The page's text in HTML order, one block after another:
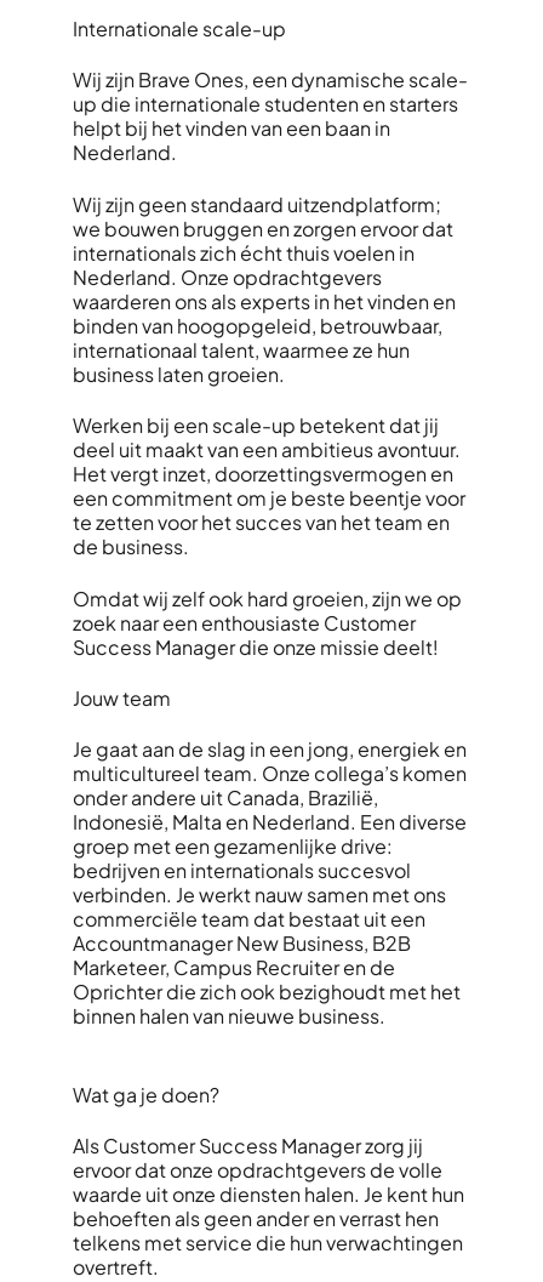
Internationale scale-up
Wij zijn Brave Ones, een dynamische scale-
up die internationale studenten en starters
helpt bij het vinden van een baan in
Nederland.
Wij zijn geen standaard uitzendplatform;
we bouwen bruggen en zorgen ervoor dat
internationals zich écht thuis voelen in
Nederland. Onze opdrachtgevers
waarderen ons als experts in het vinden en
binden van hoogopgeleid, betrouwbaar,
internationaal talent, waarmee ze hun
business laten groeien.
Werken bij een scale-up betekent dat jij
deel uit maakt van een ambitieus avontuur.
Het vergt inzet, doorzettingsvermogen en
een commitment om je beste beentje voor
te zetten voor het succes van het team en
de business.
Omdat wij zelf ook hard groeien, zijn we op
zoek naar een enthousiaste Customer
Success Manager die onze missie deelt!
Jouw team
Je gaat aan de slag in een jong, energiek en
multicultureel team. Onze collega’s komen
onder andere uit Canada, Brazilië,
Indonesië, Malta en Nederland. Een diverse
groep met een gezamenlijke drive:
bedrijven en internationals succesvol
verbinden. Je werkt nauw samen met ons
commerciële team dat bestaat uit een
Accountmanager New Business, B2B
Marketeer, Campus Recruiter en de
Oprichter die zich ook bezighoudt met het
binnen halen van nieuwe business.
Wat ga je doen?
Als Customer Success Manager zorg jij
ervoor dat onze opdrachtgevers de volle
waarde uit onze diensten halen. Je kent hun
behoeften als geen ander en verrast hen
telkens met service die hun verwachtingen
overtreft.